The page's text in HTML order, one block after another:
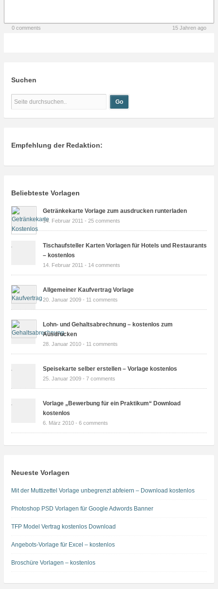
0 comments 15 Jahren ago
Suchen
Empfehlung der Redaktion:
Beliebteste Vorlagen
Getränkekarte Vorlage zum ausdrucken runterladen
14. Februar 2011 - 25 comments
Tischaufsteller Karten Vorlagen für Hotels und Restaurants
– kostenlos
14. Februar 2011 - 14 comments
Allgemeiner Kaufvertrag Vorlage
20. Januar 2009 - 11 comments
Lohn- und Gehaltsabrechnung – kostenlos zum
Ausdrucken
28. Januar 2010 - 11 comments
Speisekarte selber erstellen – Vorlage kostenlos
25. Januar 2009 - 7 comments
Vorlage „Bewerbung für ein Praktikum“ Download
kostenlos
6. März 2010 - 6 comments
Neueste Vorlagen
Mit der Muttizettel Vorlage unbegrenzt abfeiern – Download kostenlos
Photoshop PSD Vorlagen für Google Adwords Banner
TFP Model Vertrag kostenlos Download
Angebots-Vorlage für Excel – kostenlos
Broschüre Vorlagen – kostenlos